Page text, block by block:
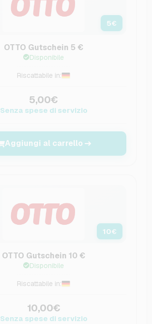
5€
OTTO Gutschein 5 €
Disponibile
Riscattabile in:
5,00€
Senza spese di servizio
Aggiungi al carrello
10€
OTTO Gutschein 10 €
Disponibile
Riscattabile in:
10,00€
Senza spese di servizio